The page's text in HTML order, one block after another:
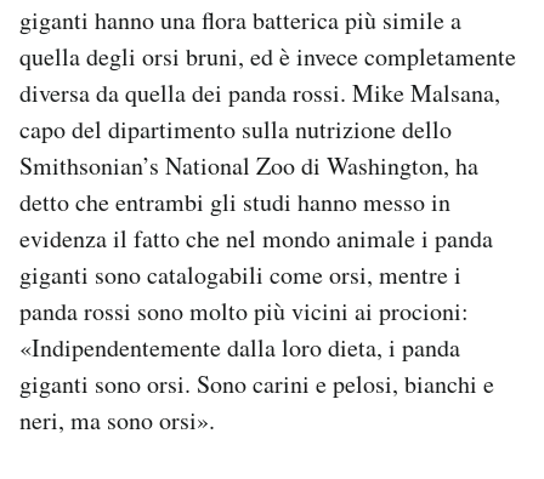
giganti hanno una flora batterica più simile a
quella degli orsi bruni, ed è invece completamente
diversa da quella dei panda rossi. Mike Malsana,
capo del dipartimento sulla nutrizione dello
Smithsonian’s National Zoo di Washington, ha
detto che entrambi gli studi hanno messo in
evidenza il fatto che nel mondo animale i panda
giganti sono catalogabili come orsi, mentre i
panda rossi sono molto più vicini ai procioni:
«Indipendentemente dalla loro dieta, i panda
giganti sono orsi. Sono carini e pelosi, bianchi e
neri, ma sono orsi».